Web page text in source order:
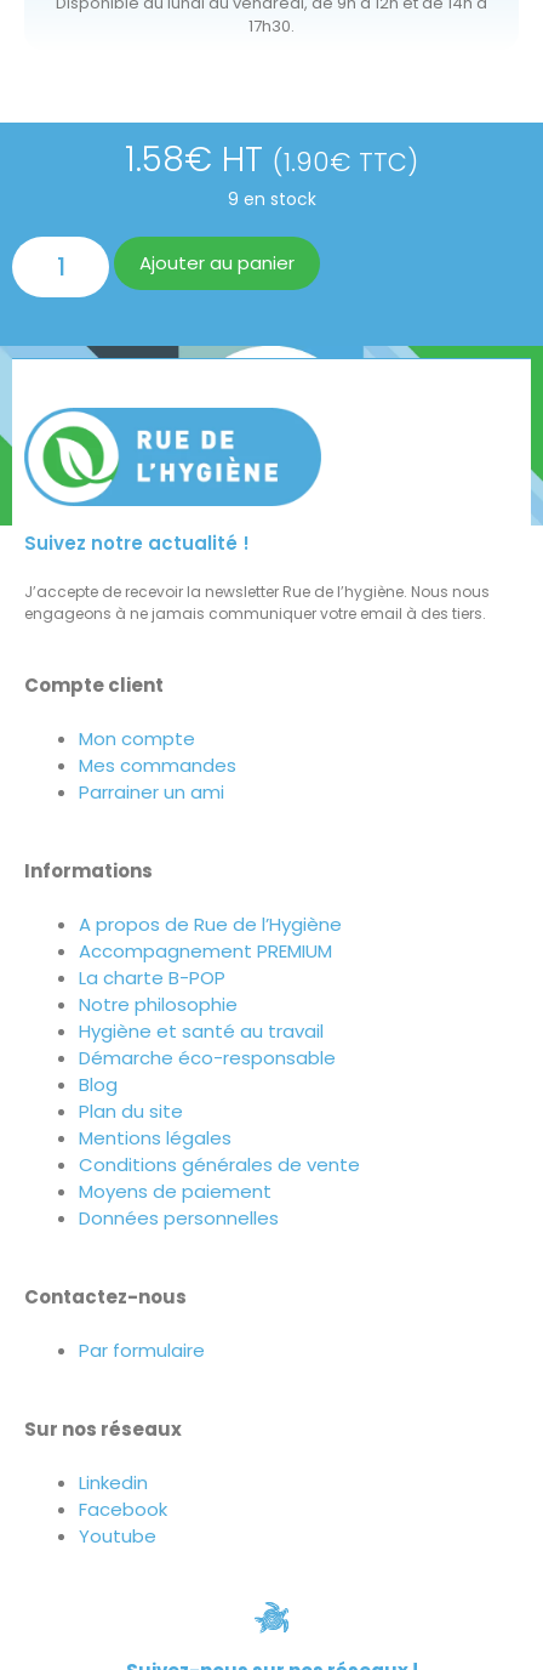
17h30.
1.58€ HT (1.90€ TTC)
9 en stock
Ajouter au panier
Suivez notre actualité !
J’accepte de recevoir la newsletter Rue de l’hygiène. Nous nous
engageons à ne jamais communiquer votre email à des tiers.
Compte client
Mon compte
Mes commandes
Parrainer un ami
Informations
A propos de Rue de l’Hygiène
Accompagnement PREMIUM
La charte B-POP
Notre philosophie
Hygiène et santé au travail
Démarche éco-responsable
Blog
Plan du site
Mentions légales
Conditions générales de vente
Moyens de paiement
Données personnelles
Contactez-nous
Par formulaire
Sur nos réseaux
Linkedin
Facebook
Youtube